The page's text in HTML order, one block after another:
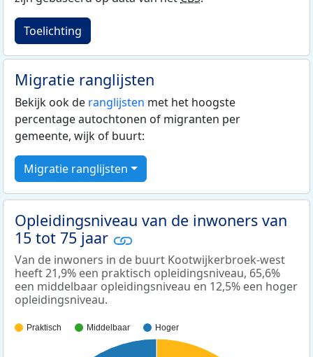
Toelichting
Migratie ranglijsten
Bekijk ook de ranglijsten met het hoogste
percentage autochtonen of migranten per
gemeente, wijk of buurt:
Migratie ranglijsten
Opleidingsniveau van de inwoners van
15 tot 75 jaar
Van de inwoners in de buurt Kootwijkerbroek-west
heeft 21,9% een praktisch opleidingsniveau, 65,6%
een middelbaar opleidingsniveau en 12,5% een hoger
opleidingsniveau.
Praktisch Middelbaar Hoger